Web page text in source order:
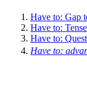
Have to: Gap
Have to:
Have to:
Have to: